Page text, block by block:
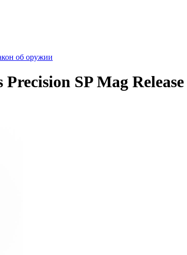
об оружии
SP Mag